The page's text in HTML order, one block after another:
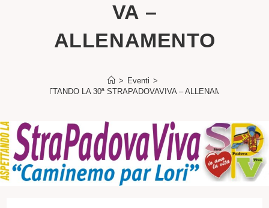
VA –
ALLENAMENTO
> Eventi >
ASPETTANDO LA 30ª STRAPADOVAVIVA – ALLENAMENTO